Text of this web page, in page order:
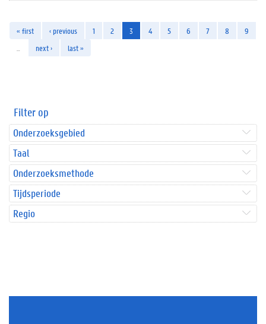
« first ‹ previous 1 2 3 4 5 6 7 8
9
next › last »
Filter op
Onderzoeksgebied
Taal
Onderzoeksmethode
Tijdsperiode
Regio